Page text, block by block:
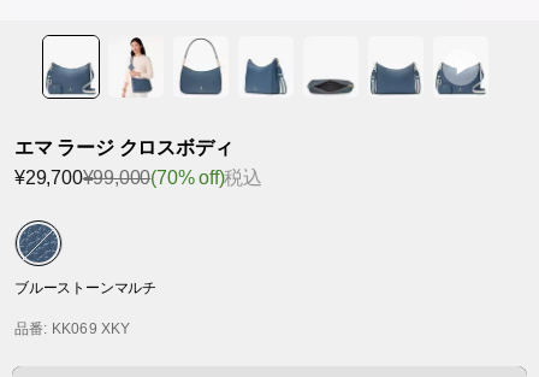
エマ ラージ クロスボディ
¥29,700¥99,000(70% off)税込
ブルーストーンマルチ
品番: KK069 XKY